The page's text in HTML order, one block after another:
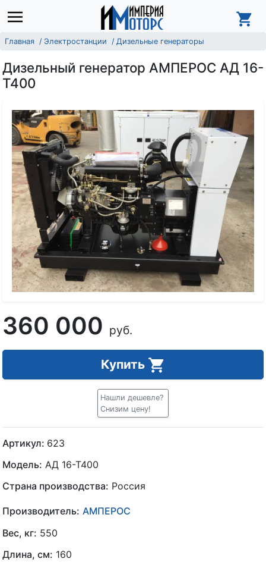
Главная Электростанции Дизельные генераторы
Дизельный генератор АМПЕРОС АД 16-
Т400
360 000 руб.
Купить
Нашли дешевле?
Снизим цену!
Артикул: 623
Модель: АД 16-Т400
Страна производства: Россия
Производитель: АМПЕРОС
Вес, кг: 550
Длина, см: 160